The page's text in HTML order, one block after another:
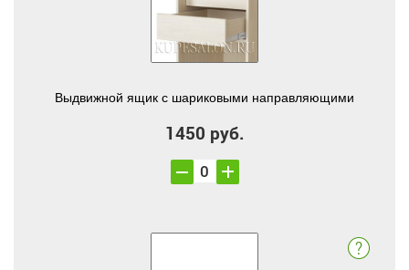
Выдвижной ящик с шариковыми направляющими
1450 руб.